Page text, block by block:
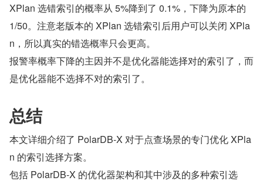
XPlan 选错索引的概率从 5%降到了 0.1%，下降为原本的
1/50。注意老版本的 XPlan 选错索引后用户可以关闭 XPla
n，所以真实的错选概率只会更高。
报警率概率下降的主因并不是优化器能选择对的索引了，而
是优化器能不选择不对的索引了。
总结
本文详细介绍了 PolarDB-X 对于点查场景的专门优化 XPla
n 的索引选择方案。
包括 PolarDB-X 的优化器架构和其中涉及的多种索引选